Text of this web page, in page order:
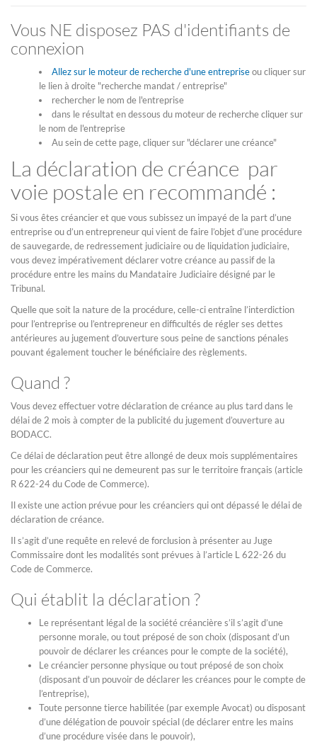
Vous NE disposez PAS d'identifiants de
connexion
Allez sur le moteur de recherche d'une entrepriseou cliquer sur
le lien à droite "recherche mandat / entreprise"
rechercher le nom de l'entreprise
dans le résultat en dessous du moteur de recherche cliquer sur
le nom de l'entreprise
Au sein de cette page, cliquer sur "déclarer une créance"
La déclaration de créance par
voie postale en recommandé :
Si vous êtes créancier et que vous subissez un impayé de la part d’une
entreprise ou d’un entrepreneur qui vient de faire l’objet d’une procédure
de sauvegarde, de redressement judiciaire ou de liquidation judiciaire,
vous devez impérativement déclarer votre créance au passif de la
procédure entre les mains du Mandataire Judiciaire désigné par le
Tribunal.
Quelle que soit la nature de la procédure, celle-ci entraîne l’interdiction
pour l’entreprise ou l’entrepreneur en difficultés de régler ses dettes
antérieures au jugement d’ouverture sous peine de sanctions pénales
pouvant également toucher le bénéficiaire des règlements.
Quand ?
Vous devez effectuer votre déclaration de créance au plus tard dans le
délai de 2 mois à compter de la publicité du jugement d’ouverture au
BODACC.
Ce délai de déclaration peut être allongé de deux mois supplémentaires
pour les créanciers qui ne demeurent pas sur le territoire français (article
R 622-24 du Code de Commerce).
Il existe une action prévue pour les créanciers qui ont dépassé le délai de
déclaration de créance.
Il s’agit d’une requête en relevé de forclusion à présenter au Juge
Commissaire dont les modalités sont prévues à l’article L 622-26 du
Code de Commerce.
Qui établit la déclaration ?
Le représentant légal de la société créancière s’il s’agit d’une
personne morale, ou tout préposé de son choix (disposant d’un
pouvoir de déclarer les créances pour le compte de la société),
Le créancier personne physique ou tout préposé de son choix
(disposant d’un pouvoir de déclarer les créances pour le compte de
l’entreprise),
Toute personne tierce habilitée (par exemple Avocat) ou disposant
d’une délégation de pouvoir spécial (de déclarer entre les mains
d’une procédure visée dans le pouvoir),